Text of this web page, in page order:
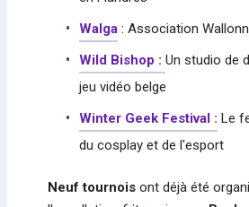
Walga: Association
Wild Bishop : Un studio de
jeu vidéo belge
Winter Geek Festival : Le
du cosplay et de l'esport
Neuf tournoisont déjà été